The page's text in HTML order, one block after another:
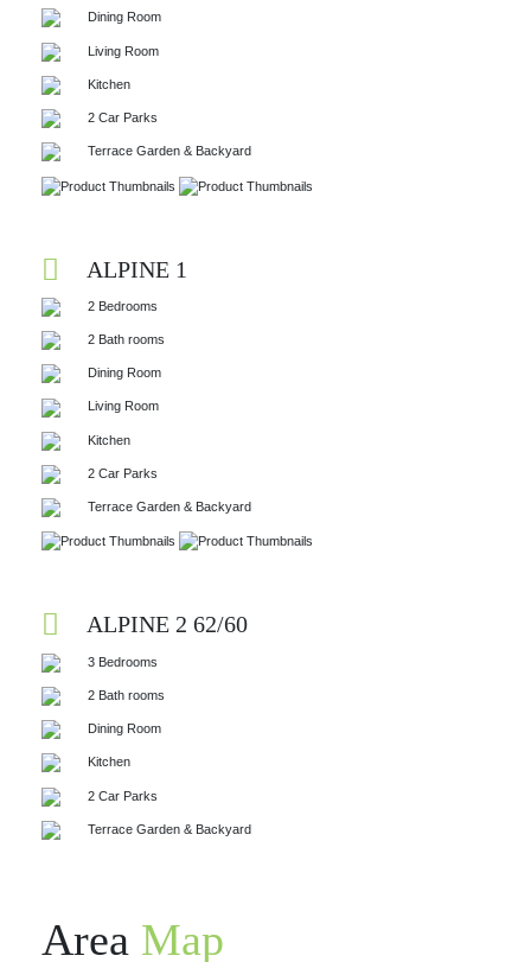
Dining Room
Living Room
Kitchen
2 Car Parks
Terrace Garden & Backyard
ALPINE 1
2 Bedrooms
2 Bath rooms
Dining Room
Living Room
Kitchen
2 Car Parks
Terrace Garden & Backyard
ALPINE 2 62/60
3 Bedrooms
2 Bath rooms
Dining Room
Kitchen
2 Car Parks
Terrace Garden & Backyard
Area Map